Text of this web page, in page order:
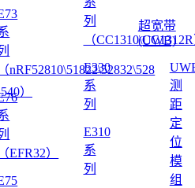
）
（nRF52810\51822\52832\528
（EFR32）
列
（
E330
系
列
E310
系
列
超宽带
(UWB)
测
距
定
位
模
组